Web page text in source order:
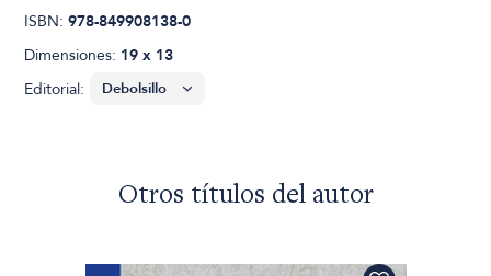
ISBN:978-849908138-0
Dimensiones: 19 x 13
Editorial:
Otros títulos del autor